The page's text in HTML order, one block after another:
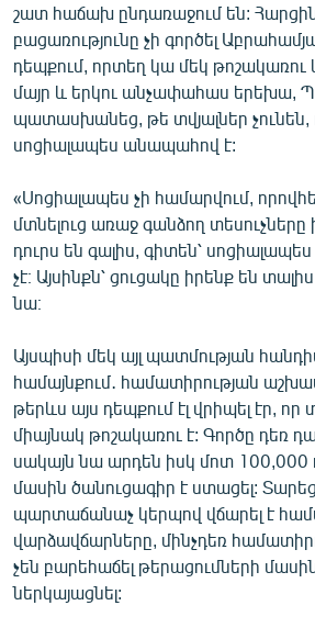
«Ազատության» բոլոր կայքերը
շատ հաճախ ընդառաջում են: Հարցին,
բացառությունը չի գործել
դեպքում, որտեղ կա մեկ թոշակառու
մայր և երկու անչափահաս երեխա,
պատասխանեց, թե տվյալներ
սոցիալապես անապահով է:
«Սոցիալապես չի համարվում,
մտնելուց առաջ գանձող տեսուչները
դուրս են գալիս, գիտեն՝
չէ։ Այսինքն՝ ցուցակը իրենք են
նա։
Այսպիսի մեկ այլ պատմության
համայնքում․ համատիրության
թերևս այս դեպքում էլ վրիպել էր, որ
միայնակ թոշակառու է: Գործը դեռ
սակայն նա արդեն իսկ մոտ 100,000
մասին ծանուցագիր է ստացել: Տարեց
պարտաճանաչ կերպով վճարել է
վարձավճարները, մինչդեռ
չեն բարեհաճել թերացումների
ներկայացնել: